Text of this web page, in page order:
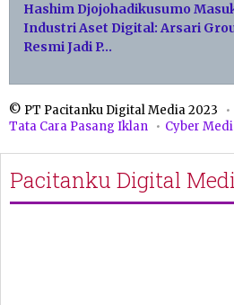
Hashim Djojohadikusumo
Industri Aset Digital: Arsari
Resmi Jadi P…
© PT Pacitanku Digital Media 2023
Tata Cara Pasang Iklan
Cyber
Pacitanku Digital